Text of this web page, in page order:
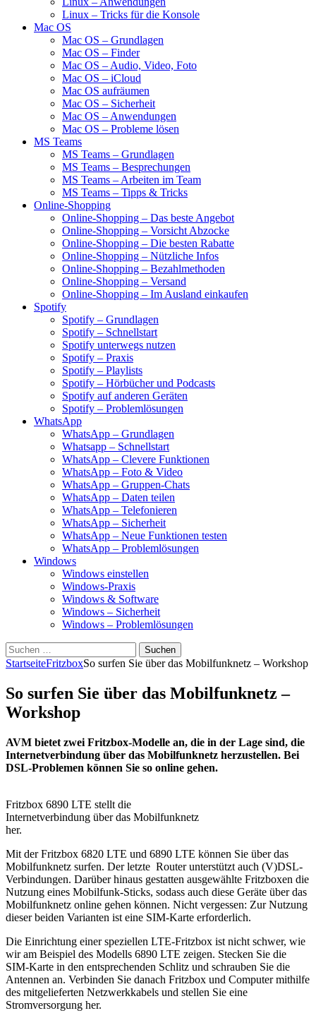
Linux – Tricks für die Konsole
Mac OS
Mac OS – Grundlagen
Mac OS – Finder
Mac OS – Audio, Video, Foto
Mac OS – iCloud
Mac OS aufräumen
Mac OS – Sicherheit
Mac OS – Anwendungen
Mac OS – Probleme lösen
MS Teams
MS Teams – Grundlagen
MS Teams – Besprechungen
MS Teams – Arbeiten im Team
MS Teams – Tipps & Tricks
Online-Shopping
Online-Shopping – Das beste Angebot
Online-Shopping – Vorsicht Abzocke
Online-Shopping – Die besten Rabatte
Online-Shopping – Nützliche Infos
Online-Shopping – Bezahlmethoden
Online-Shopping – Versand
Online-Shopping – Im Ausland einkaufen
Spotify
Spotify – Grundlagen
Spotify – Schnellstart
Spotify unterwegs nutzen
Spotify – Praxis
Spotify – Playlists
Spotify – Hörbücher und Podcasts
Spotify auf anderen Geräten
Spotify – Problemlösungen
WhatsApp
WhatsApp – Grundlagen
Whatsapp – Schnellstart
WhatsApp – Clevere Funktionen
WhatsApp – Foto & Video
WhatsApp – Gruppen-Chats
WhatsApp – Daten teilen
WhatsApp – Telefonieren
WhatsApp – Sicherheit
WhatsApp – Neue Funktionen testen
WhatsApp – Problemlösungen
Windows
Windows einstellen
Windows-Praxis
Windows & Software
Windows – Sicherheit
Windows – Problemlösungen
Suchen
nach:
StartseiteFritzboxSo surfen Sie über das Mobilfunknetz – Workshop
So surfen Sie über das Mobilfunknetz –
Workshop
AVM bietet zwei Fritzbox-Modelle an, die in der Lage sind, die
Internetverbindung über das Mobilfunknetz herzustellen. Bei
DSL-Problemen können Sie so online gehen.
Fritzbox 6890 LTE stellt die
Internetverbindung über das Mobilfunknetz
her.
Mit der Fritzbox 6820 LTE und 6890 LTE können Sie über das
Mobilfunknetz surfen. Der letzte Router unterstützt auch (V)DSL-
Verbindungen. Darüber hinaus gestatten ausgewählte Fritzboxen die
Nutzung eines Mobilfunk-Sticks, sodass auch diese Geräte über das
Mobilfunknetz online gehen können. Nicht vergessen: Zur Nutzung
dieser beiden Varianten ist eine SIM-Karte erforderlich.
Die Einrichtung einer speziellen LTE-Fritzbox ist nicht schwer, wie
wir am Beispiel des Modells 6890 LTE zeigen. Stecken Sie die
SIM-Karte in den entsprechenden Schlitz und schrauben Sie die
Antennen an. Verbinden Sie danach Fritzbox und Computer mithilfe
des mitgelieferten Netzwerkkabels und stellen Sie eine
Stromversorgung her.